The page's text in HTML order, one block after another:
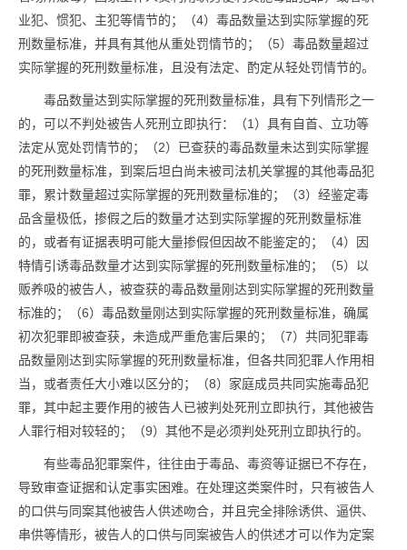
业犯、惯犯、主犯等情节的；（4） 毒品数量达到实际掌握的死
刑数量标准，并具有其他从重处罚情节的；（5） 毒品数量超过
实际掌握的死刑数量标准，且没有法定、酌定从轻处罚情节的。
毒品数量达到实际掌握的死刑数量标准，具有下列情形之一
的，可以不判处被告人死刑立即执行：（1）具有自首、立功等
法定从宽处罚情节的；（2）已查获的毒品数量未达到实际掌握
的死刑数量标准，到案后坦白尚未被司法机关掌握的其他毒品犯
罪，累计数量超过实际掌握的死刑数量标准的；（3）经鉴定毒
品含量极低，掺假之后的数量才达到实际掌握的死刑数量标准
的，或者有证据表明可能大量掺假但因故不能鉴定的；（4）因
特情引诱毒品数量才达到实际掌握的死刑数量标准的；（5）以
贩养吸的被告人，被查获的毒品数量刚达到实际掌握的死刑数量
标准的；（6） 毒品数量刚达到实际掌握的死刑数量标准，确属
初次犯罪即被查获，未造成严重危害后果的；（7）共同犯罪毒
品数量刚达到实际掌握的死刑数量标准，但各共同犯罪人作用相
当，或者责任大小难以区分的；（8）家庭成员共同实施毒品犯
罪，其中起主要作用的被告人已被判处死刑立即执行，其他被告
人罪行相对较轻的；（9）其他不是必须判处死刑立即执行的。
有些毒品犯罪案件，往往由于毒品、毒资等证据已不存在，
导致审查证据和认定事实困难。在处理这类案件时，只有被告人
的口供与同案其他被告人供述吻合，并且完全排除诱供、逼供、
串供等情形，被告人的口供与同案被告人的供述才可以作为定案